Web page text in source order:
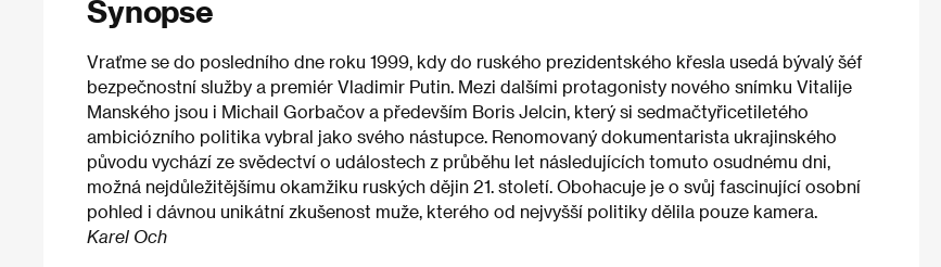
Synopse
Vraťme se do posledního dne roku 1999, kdy do ruského prezidentského křesla usedá bývalý šéf
bezpečnostní služby a premiér Vladimir Putin. Mezi dalšími protagonisty nového snímku Vitalije
Manského jsou i Michail Gorbačov a především Boris Jelcin, který si sedmačtyřicetiletého
ambiciózního politika vybral jako svého nástupce. Renomovaný dokumentarista ukrajinského
původu vychází ze svědectví o událostech z průběhu let následujících tomuto osudnému dni,
možná nejdůležitějšímu okamžiku ruských dějin 21. století. Obohacuje je o svůj fascinující osobní
pohled i dávnou unikátní zkušenost muže, kterého od nejvyšší politiky dělila pouze kamera.
Karel Och